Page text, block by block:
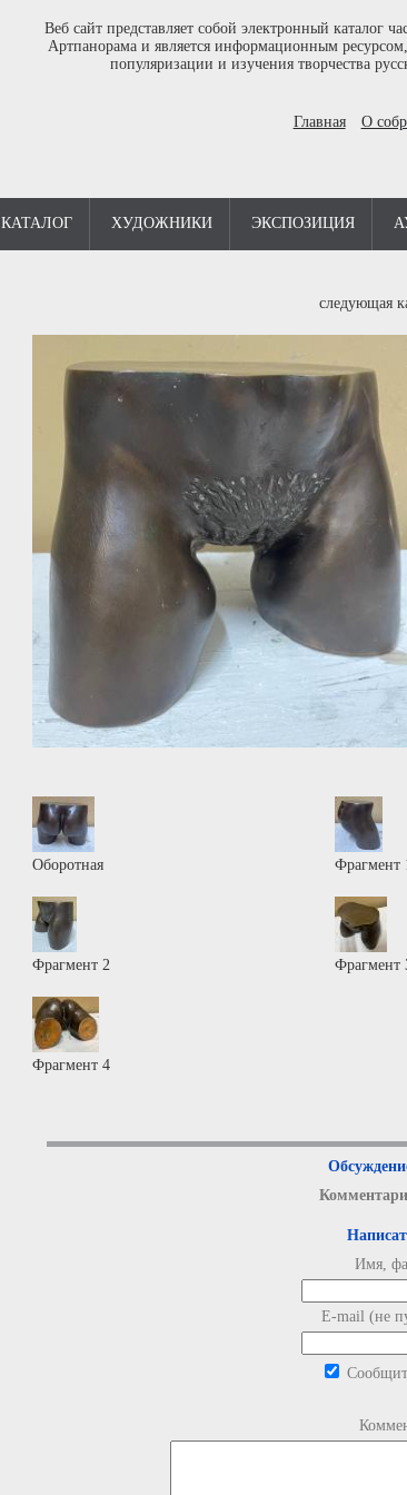
Веб сайт представляет собой электронный каталог
Артпанорама и является информационным
популяризации и изучения творчества
Главная О
КАТАЛОГ ХУДОЖНИКИ ЭКСПОЗИЦИЯ
следующая
Оборотная Фрагмент
Фрагмент 2 Фрагмент
Фрагмент 4
Имя,
E-mail (не